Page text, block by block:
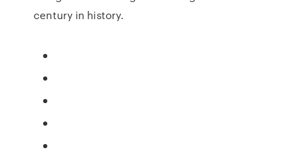
century in history.